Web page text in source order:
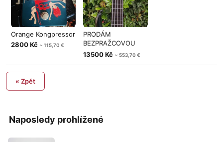
Naposledy prohlížené
Orange Kongpressor
2800 Kč ~ 115,70 €
PRODÁM
BEZPRAŽCOVOU
BASU MTD
13500 Kč ~ 553,70 €
« Zpět